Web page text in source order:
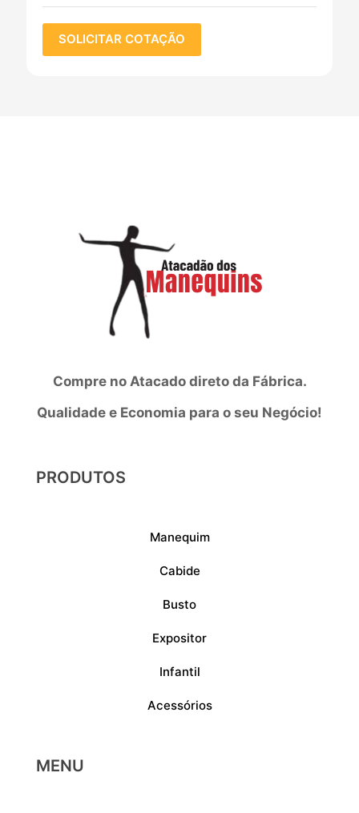
SOLICITAR COTAÇÃO
Compre no Atacado direto da Fábrica.
Qualidade e Economia para o seu Negócio!
PRODUTOS
Manequim
Cabide
Busto
Expositor
Infantil
Acessórios
MENU